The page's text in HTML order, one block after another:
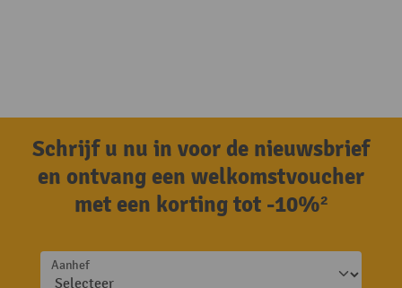
Schrijf u nu in voor de nieuwsbrief
en ontvang een welkomstvoucher
met een korting tot -10%²
Aanhef